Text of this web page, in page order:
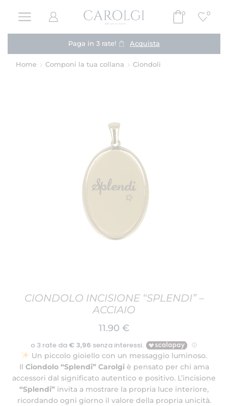
0 0
Paga in 3 rate! Acquista
Home Componi la tua collana Ciondoli
CIONDOLO INCISIONE “SPLENDI” –
ACCIAIO
11.90 €
Un piccolo gioiello con un messaggio luminoso.
Il Ciondolo “Splendi” Carolgiè pensato per chi ama
accessori dal significato autentico e positivo. L’incisione
“Splendi” invita a mostrare la propria luce interiore,
ricordando ogni giorno il valore della propria unicità.